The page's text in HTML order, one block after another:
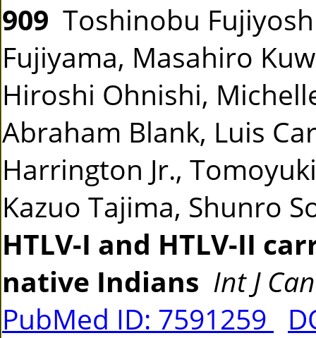
909 Toshinobu
Fujiyama, Masahiro
Hiroshi Ohnishi,
Abraham Blank, Luis
Harrington Jr.,
Kazuo Tajima, Shunro
HTLV-I and HTLV-II
native Indians Int J
PubMed ID: 7591259